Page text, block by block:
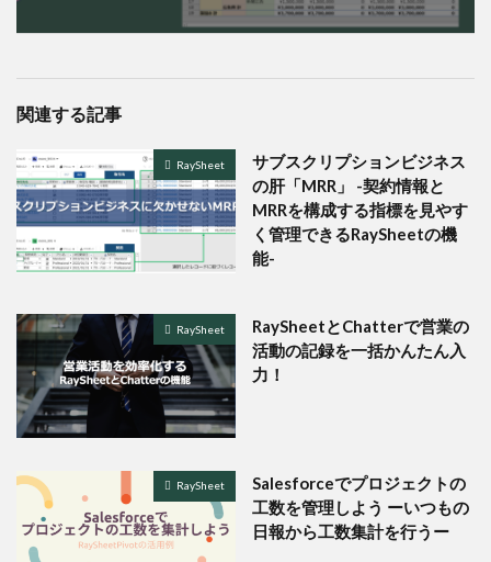
関連する記事
RaySheet
サブスクリプションビジネス
の肝「MRR」 -契約情報と
MRRを構成する指標を見やす
く管理できるRaySheetの機
能-
RaySheet
RaySheetとChatterで営業の
活動の記録を一括かんたん入
力！
RaySheet
Salesforceでプロジェクトの
工数を管理しよう ーいつもの
日報から工数集計を行うー